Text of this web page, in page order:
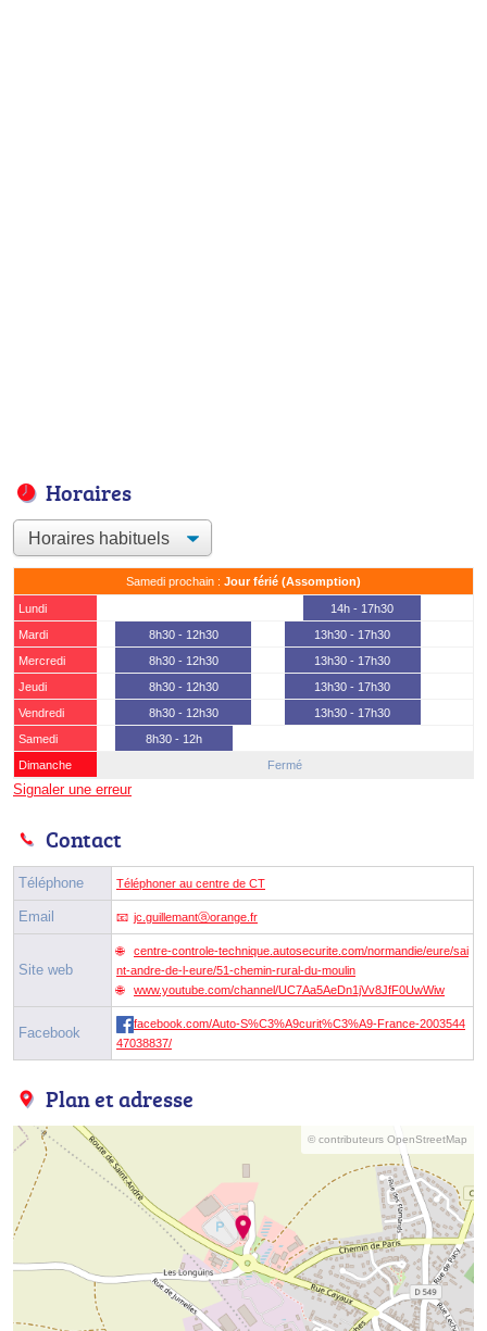
Horaires
Samedi prochain : Jour férié (Assomption)
Lundi
14h - 17h30
Mardi
8h30 - 12h30
13h30 - 17h30
Mercredi
8h30 - 12h30
13h30 - 17h30
Jeudi
8h30 - 12h30
13h30 - 17h30
Vendredi
8h30 - 12h30
13h30 - 17h30
Samedi
8h30 - 12h
Dimanche
Fermé
Signaler une erreur
Contact
Téléphone Téléphoner au centre de CT
Email jc.guillemantⓐorange.fr
Site web
centre-controle-technique.autosecurite.com/normandie/eure/sai
nt-andre-de-l-eure/51-chemin-rural-du-moulin
www.youtube.com/channel/UC7Aa5AeDn1jVv8JfF0UwWiw
Facebook
facebook.com/Auto-S%C3%A9curit%C3%A9-France-2003544
47038837/
Plan et adresse
© contributeurs OpenStreetMap